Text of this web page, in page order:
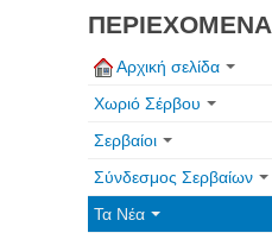
ΠΕΡΙΕΧΟΜΕΝΑ
Αρχική σελίδα
Χωριό Σέρβου
Σερβαίοι
Σύνδεσμος Σερβαίων
Τα Νέα